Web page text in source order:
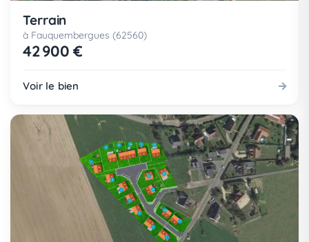
Terrain
à Fauquembergues (62560)
42 900 €
Voir le bien